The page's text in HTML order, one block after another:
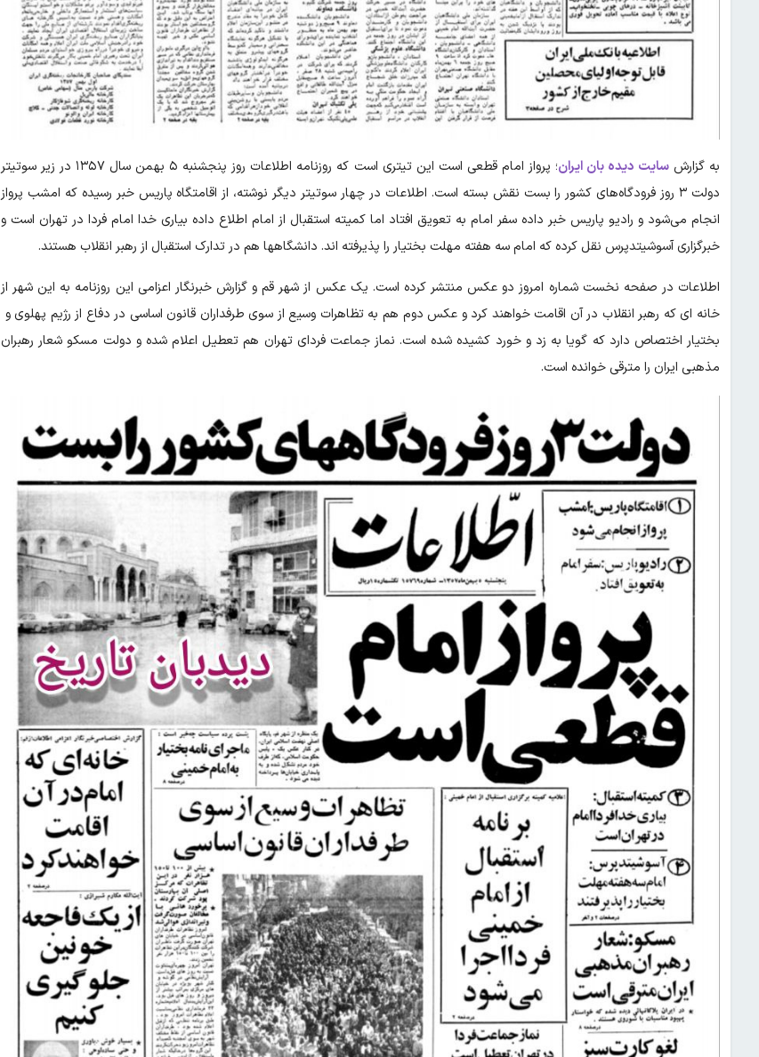
به گزارشسایت دیده بان ایران
؛ پرواز امام قطعی است این تیتری است که روزنامه اطلاعات روز پنجشنبه ۵ بهمن سال ۱۳۵۷ در زیر سوتیتر
دولت ۳ روز فرودگاه‌های کشور را بست نقش بسته است. اطلاعات در چهار سوتیتر دیگر نوشته، از اقامتگاه پاریس خبر رسیده که امشب پرواز
انجام می‌شود و رادیو پاریس خبر داده سفر امام به تعویق افتاد اما کمیته استقبال از امام اطلاع داده بیاری خدا امام فردا در تهران است و
خبرگزاری آسوشیتدپرس نقل کرده که امام سه هفته مهلت بختیار را پذیرفته اند. دانشگاهها هم در تدارک استقبال از رهبر انقلاب هستند.
اطلاعات در صفحه نخست شماره امروز دو عکس منتشر کرده است. یک عکس از شهر قم و گزارش خبرنگار اعزامی این روزنامه به این شهر از
خانه ای که رهبر انقلاب در آن اقامت خواهند کرد و عکس دوم هم به تظاهرات وسیع از سوی طرفداران قانون اساسی در دفاع از رژیم پهلوی و
بختیار اختصاص دارد که گویا به زد و خورد کشیده شده است. نماز جماعت فردای تهران هم تعطیل اعلام‌ شده و دولت مسکو شعار رهبران
مذهبی ایران را مترقی خوانده است.